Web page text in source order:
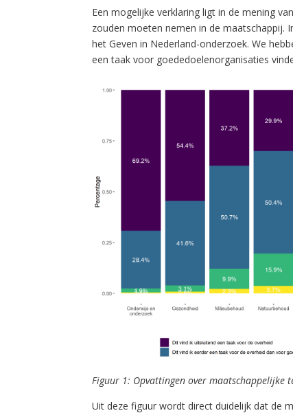
Een mogelijke verklaring ligt in de mening
zouden moeten nemen in de maatschappij.
het Geven in Nederland-onderzoek. We
een taak voor goededoelenorganisaties
Figuur 1: Opvattingen over maatschappelijke
Uit deze figuur wordt direct duidelijk dat de